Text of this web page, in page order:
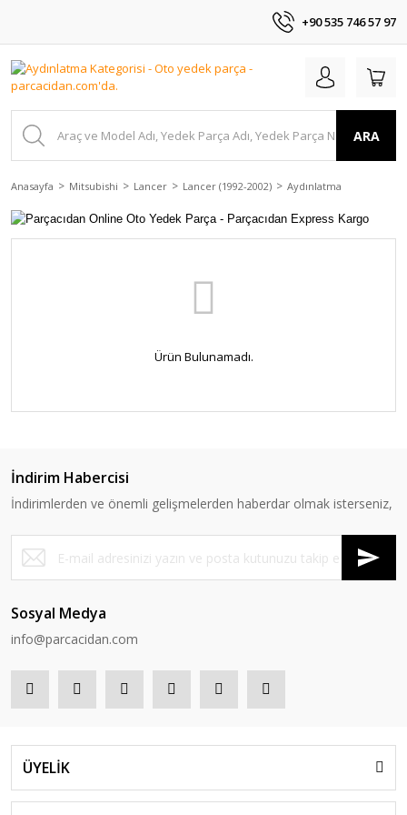
+90 535 746 57 97
ARA
Anasayfa Mitsubishi Lancer Lancer (1992-2002) Aydınlatma
Ürün Bulunamadı.
İndirim Habercisi
İndirimlerden ve önemli gelişmelerden haberdar olmak isterseniz,
Sosyal Medya
info@parcacidan.com
ÜYELİK